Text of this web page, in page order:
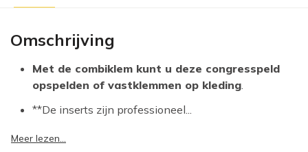
Omschrijving
Met de combiklem kunt u deze congresspeld
opspelden of vastklemmen op kleding.
**De inserts zijn professioneel...
Meer lezen...